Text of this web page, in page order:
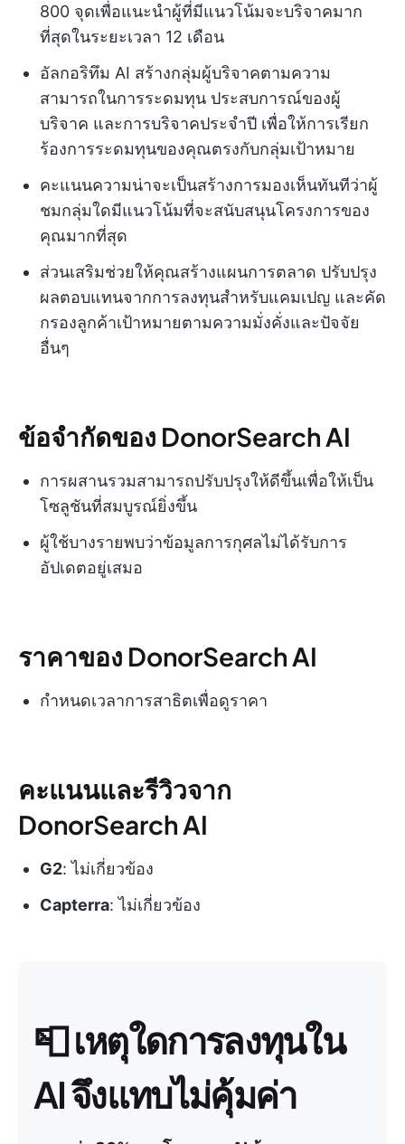
800 จุดเพื่อแนะนำผู้ที่มีแนวโน้มจะบริจาคมาก
ที่สุดในระยะเวลา 12 เดือน
อัลกอริทึม AI สร้างกลุ่มผู้บริจาคตามความ
สามารถในการระดมทุน ประสบการณ์ของผู้
บริจาค และการบริจาคประจำปี เพื่อให้การเรียก
ร้องการระดมทุนของคุณตรงกับกลุ่มเป้าหมาย
คะแนนความน่าจะเป็นสร้างการมองเห็นทันทีว่าผู้
ชมกลุ่มใดมีแนวโน้มที่จะสนับสนุนโครงการของ
คุณมากที่สุด
ส่วนเสริมช่วยให้คุณสร้างแผนการตลาด ปรับปรุง
ผลตอบแทนจากการลงทุนสำหรับแคมเปญ และคัด
กรองลูกค้าเป้าหมายตามความมั่งคั่งและปัจจัย
อื่นๆ
ข้อจำกัดของ DonorSearch AI
การผสานรวมสามารถปรับปรุงให้ดีขึ้นเพื่อให้เป็น
โซลูชันที่สมบูรณ์ยิ่งขึ้น
ผู้ใช้บางรายพบว่าข้อมูลการกุศลไม่ได้รับการ
อัปเดตอยู่เสมอ
ราคาของ DonorSearch AI
กำหนดเวลาการสาธิตเพื่อดูราคา
คะแนนและรีวิวจาก
DonorSearch AI
G2: ไม่เกี่ยวข้อง
Capterra: ไม่เกี่ยวข้อง
📮เหตุใดการลงทุนใน
AI จึงแทบไม่คุ้มค่า